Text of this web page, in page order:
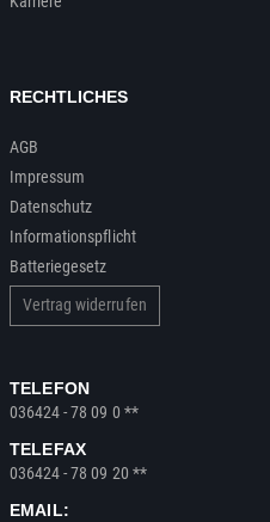
RECHTLICHES
AGB
Impressum
Datenschutz
Informationspflicht
Batteriegesetz
Vertrag widerrufen
TELEFON
036424 - 78 09 0 **
TELEFAX
036424 - 78 09 20 **
EMAIL: